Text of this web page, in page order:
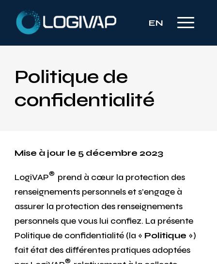
EN
Politique de
confidentialité
Mise à jour le 5 décembre 2023
LogiVAP® prend à cœur la protection des
renseignements personnels et s’engage à
assurer la protection des renseignements
personnels que vous lui confiez. La présente
Politique de confidentialité (la « Politique »)
fait état des différentes pratiques adoptées
®